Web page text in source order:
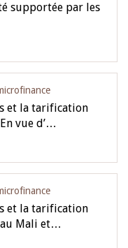
supportée par les
et la tarification
vue d’…
et la tarification
au Mali et…